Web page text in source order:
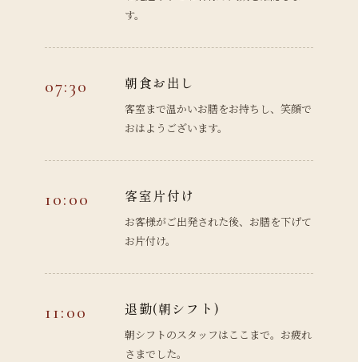
す。
07:30 朝食お出し
客室まで温かいお膳をお持ちし、笑顔で
おはようございます。
10:00 客室片付け
お客様がご出発された後、お膳を下げて
お片付け。
11:00 退勤(朝シフト)
朝シフトのスタッフはここまで。お疲れ
さまでした。